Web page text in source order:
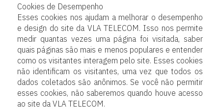
Cookies de Desempenho
Esses cookies nos ajudam a melhorar o desempenho
e design do site da VLA TELECOM. Isso nos permite
medir quantas vezes uma página foi visitada, saber
quais páginas são mais e menos populares e entender
como os visitantes interagem pelo site. Esses cookies
não identificam os visitantes, uma vez que todos os
dados coletados são anônimos. Se você não permitir
esses cookies, não saberemos quando houve acesso
ao site da VLA TELECOM.